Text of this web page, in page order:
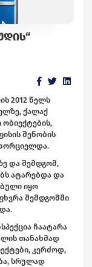
2012 წელს
ქალაქ
ობიექტების,
შენობის
და შემდგომ,
ატარებდა და
იყო
შემდგომში
ჩაატარა
თანახმად
კერძოდ,
სრულად